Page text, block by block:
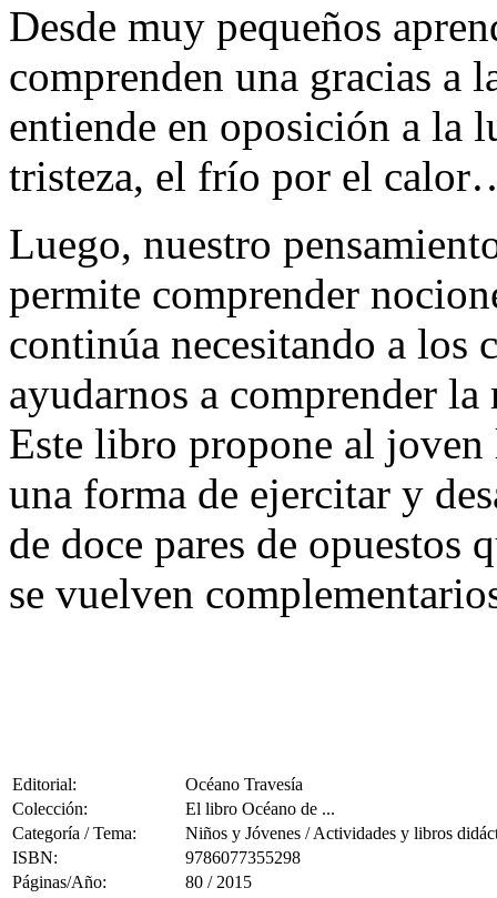
Desde muy pequeños
comprenden una gracias a
entiende en oposición a la
tristeza, el frío por el
Luego, nuestro
permite comprender
continúa necesitando a los
ayudarnos a comprender
Este libro propone al
una forma de ejercitar y
de doce pares de opuestos
se vuelven
Editorial:
Océano Travesía
Colección:
El libro Océano de ...
Categoría / Tema:
Niños y Jóvenes / Actividades y libros
ISBN:
9786077355298
Páginas/Año:
80 / 2015